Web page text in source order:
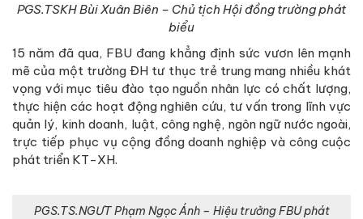
PGS.TSKH Bùi Xuân Biên – Chủ tịch Hội đồng trường phát
biểu
15 năm đã qua, FBU đang khẳng định sức vươn lên mạnh
mẽ của một trường ĐH tư thục trẻ trung mang nhiều khát
vọng với mục tiêu đào tạo nguồn nhân lực có chất lượng,
thực hiện các hoạt động nghiên cứu, tư vấn trong lĩnh vực
quản lý, kinh doanh, luật, công nghệ, ngôn ngữ nước ngoài,
trực tiếp phục vụ cộng đồng doanh nghiệp và công cuộc
phát triển KT-XH.
PGS.TS.NGƯT Phạm Ngọc Ánh – Hiệu trưởng FBU phát